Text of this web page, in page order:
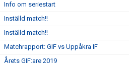
Info om seriestart
Inställd match!!
Inställd match!!
Matchrapport: GIF vs Uppåkra IF
Årets GIF:are 2019